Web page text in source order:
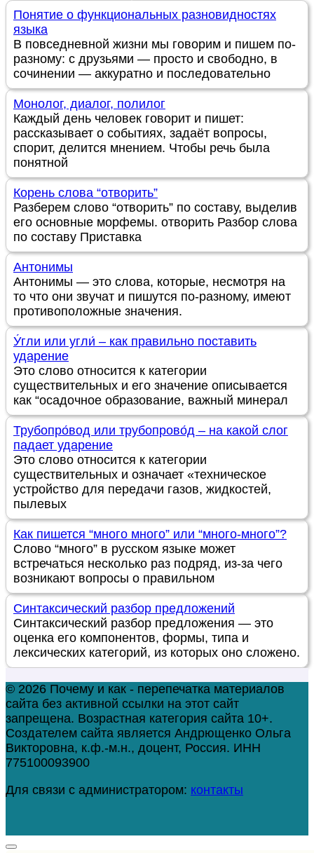
Понятие о функциональных разновидностях
языка
В повседневной жизни мы говорим и пишем по-
разному: с друзьями — просто и свободно, в
сочинении — аккуратно и последовательно
Монолог, диалог, полилог
Каждый день человек говорит и пишет:
рассказывает о событиях, задаёт вопросы,
спорит, делится мнением. Чтобы речь была
понятной
Корень слова “отворить”
Разберем слово “отворить” по составу, выделив
его основные морфемы. отворить Разбор слова
по составу Приставка
Антонимы
Антонимы — это слова, которые, несмотря на
то что они звучат и пишутся по-разному, имеют
противоположные значения.
У́гли или угли́ – как правильно поставить
ударение
Это слово относится к категории
существительных и его значение описывается
как “осадочное образование, важный минерал
Трубопро́вод или трубопрово́д – на какой слог
падает ударение
Это слово относится к категории
существительных и означает «техническое
устройство для передачи газов, жидкостей,
пылевых
Как пишется “много много” или “много-много”?
Слово “много” в русском языке может
встречаться несколько раз подряд, из-за чего
возникают вопросы о правильном
Синтаксический разбор предложений
Синтаксический разбор предложения — это
оценка его компонентов, формы, типа и
лексических категорий, из которых оно сложено.
© 2026 Почему и как - перепечатка материалов
сайта без активной ссылки на этот сайт
запрещена. Возрастная категория сайта 10+.
Создателем сайта является Андрющенко Ольга
Викторовна, к.ф.-м.н., доцент, Россия. ИНН
775100093900
Для связи с администратором: контакты